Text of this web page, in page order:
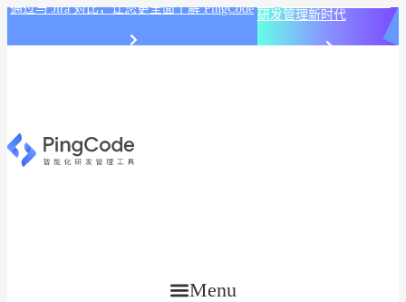
通过与 Jira 对比，让您更全面了解 PingCode 研发管理新时代
Menu